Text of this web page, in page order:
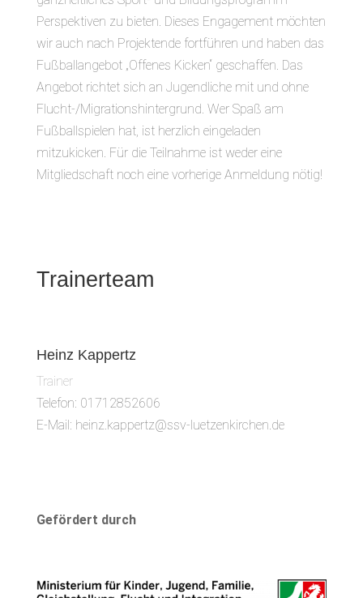
Perspektiven zu bieten. Dieses Engagement möchten
wir auch nach Projektende fortführen und haben das
Fußballangebot „Offenes Kicken“ geschaffen. Das
Angebot richtet sich an Jugendliche mit und ohne
Flucht-/Migrationshintergrund. Wer Spaß am
Fußballspielen hat, ist herzlich eingeladen
mitzukicken. Für die Teilnahme ist weder eine
Mitgliedschaft noch eine vorherige Anmeldung nötig!
Trainerteam
Heinz Kappertz
Trainer
Telefon: 01712852606
E-Mail: heinz.kappertz@ssv-luetzenkirchen.de
Gefördert durch